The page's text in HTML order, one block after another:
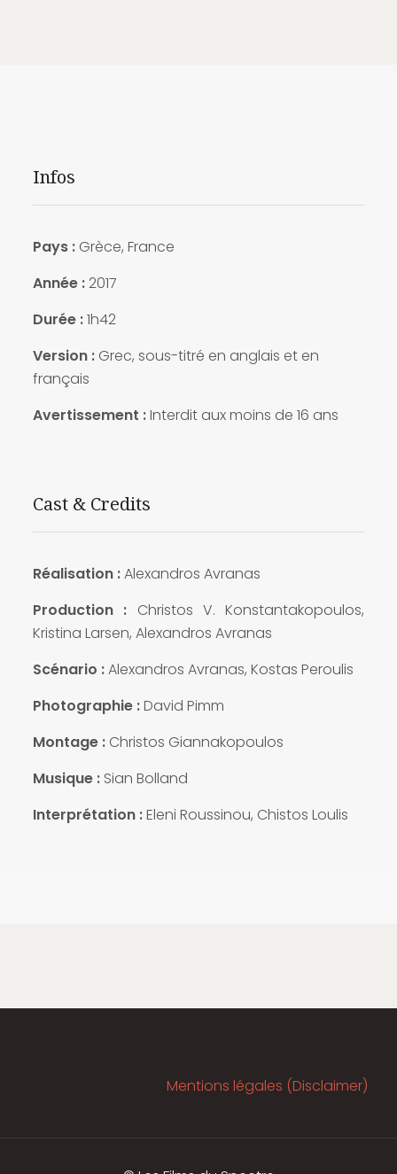
Infos
Pays : Grèce, France
Année : 2017
Durée :1h42
Version :Grec, sous-titré en anglais et en
français
Avertissement :Interdit aux moins de 16 ans
Cast & Credits
Réalisation :Alexandros Avranas
Production : Christos V. Konstantakopoulos,
Kristina Larsen, Alexandros Avranas
Scénario :Alexandros Avranas, Kostas Peroulis
Photographie :David Pimm
Montage : Christos Giannakopoulos
Musique : Sian Bolland
Interprétation :Eleni Roussinou, Chistos Loulis
Mentions légales (Disclaimer)